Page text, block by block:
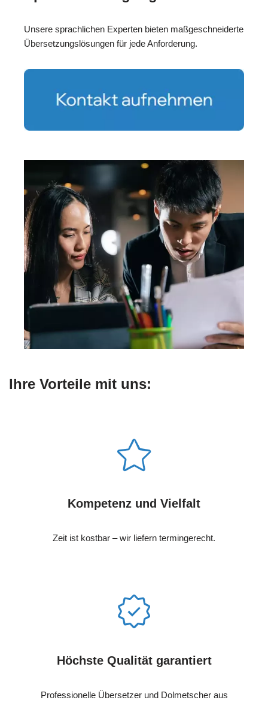
Unsere sprachlichen Experten bieten maßgeschneiderte
Übersetzungslösungen für jede Anforderung.
Ihre Vorteile mit uns:
Kompetenz und Vielfalt
Zeit ist kostbar – wir liefern termingerecht.
Höchste Qualität garantiert
Professionelle Übersetzer und Dolmetscher aus